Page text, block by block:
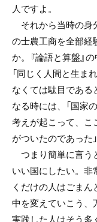
人ですよ。
それから当時の身
の士農工商を全部経
か。『論語と算盤』
「同じく人間と生ま
なくては駄目である
なる時には、「国家
考えが起こって、こ
がついたのであった」
つまり簡単に言う
いい国にしたい。
くだけの人はごま
中を変えていこう、
実践した人はそう多